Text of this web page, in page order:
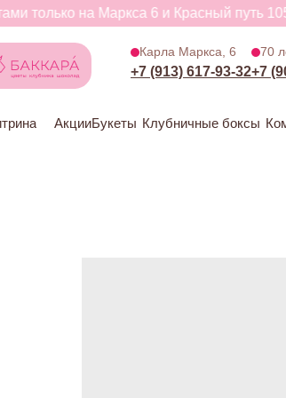
только на Маркса 6 и Красный путь 105В
АкцииБукеты Клубничные боксы
Карла Маркса, 6
+7 (913) 617-93-32
70
+7